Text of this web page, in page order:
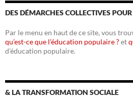
DES DÉMARCHES COLLECTIVES
Par le menu en haut de ce site, vous
qu’est-ce que l’éducation populaire ?et
d’éducation populaire.
& LA TRANSFORMATION SOCIALE